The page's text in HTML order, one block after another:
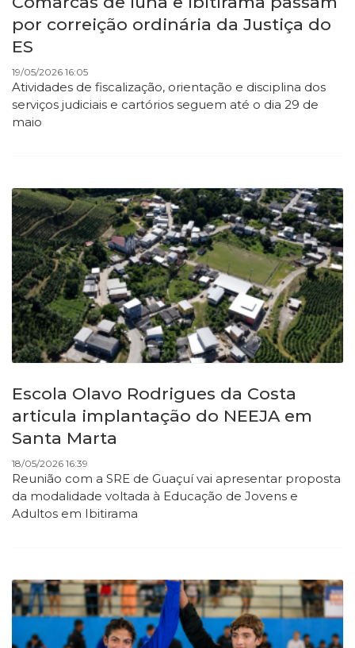
por correição ordinária da Justiça do
ES
19/05/2026 16:05
Atividades de fiscalização, orientação e disciplina dos
serviços judiciais e cartórios seguem até o dia 29 de
maio
Escola Olavo Rodrigues da Costa
articula implantação do NEEJA em
Santa Marta
18/05/2026 16:39
Reunião com a SRE de Guaçuí vai apresentar proposta
da modalidade voltada à Educação de Jovens e
Adultos em Ibitirama